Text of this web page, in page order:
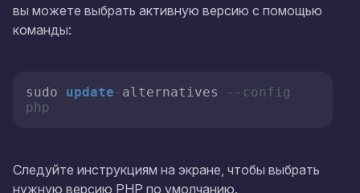
вы можете выбрать активную версию с помощью
команды:
sudo update - alternatives
--config
php
Следуйте инструкциям на экране, чтобы выбрать
нужную версию PHP по умолчанию.